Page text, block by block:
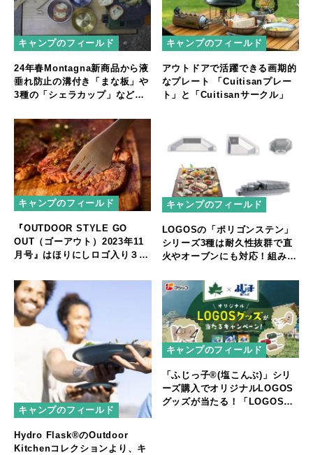
キャンプのフィールド
24年春Montagna新商品から液
垂れ防止の溝付き「まな板」や
3種の「シェラカップ」など普
場
キャンプのフィールド
アウトドアで活躍できる画期的
なプレート 「Cuitisanプレー
ト」と「Cuitisanサークル」
キャンプのフィールド
『OUTDOOR STYLE GO
OUT（ゴーアウト）2023年11
月号』はほりにしロゴ入り３
キャンプのフィールド
LOGOSの「ポリゴンステン」
シリーズ3種は耐久性抜群で直
火やオーブンにも対応！組み合
ィネート
キャンプのフィールド
Hydro Flask®のOutdoor
Kitchenコレクションより、キ
キャンプのフィールド
「ふじっ子®(塩こんぶ)」シリ
ーズ購入でオリジナルLOGOS
グッズが当たる！「LOGOS×